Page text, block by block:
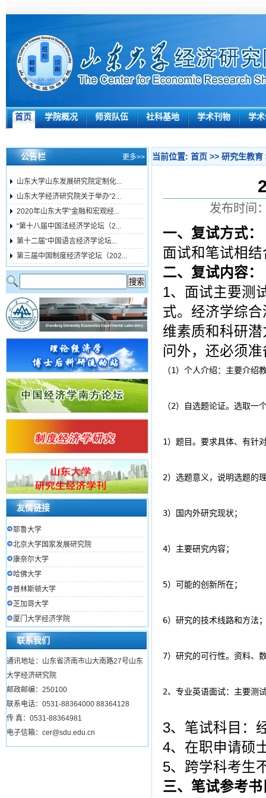
首页 学院概况 师资队伍 社科基地 学术刊物 学
公告栏 更多>>
山东大学山东发展研究院定制化...
山东大学经济研究院关于举办“2...
2020年山东大学“金融和宏观经...
“第十八届中国法经济学论坛（2...
第十二届“中国语言经济学论坛...
第三届中国制度经济学论坛（202...
友情链接
耶鲁大学
北京大学国家发展研究院
康奈尔大学
哈佛大学
普林斯顿大学
芝加哥大学
厦门大学经济学院
联系我们
通讯地址：山东省济南市山大南路27号山东
大学经济研究院
邮政邮编：250100
联系电话：0531-88364000 88364128
传 真：0531-88364981
电子信箱：cer@sdu.edu.cn
当前位置: 首页 >> 研究生教育
发布时间
一、复试方式：
面试和笔试相结
二、 复试内容：
1、面试主要测
式。经济学综
维素质和科研
问外，还必须
（1）个人介绍：主要介绍
（2）自选题论证。选取一
1）题目。要求具体、有针
2）选题意义，说明选题的
3）国内外研究现状；
4）主要研究内容；
5）可能的创新所在；
6）研究的技术线路和方法
7）研究的可行性。资料、
2、专业英语面试：主要测
3、笔试科目：
4、在职申请硕
5、跨学科考生
三、笔试参考书